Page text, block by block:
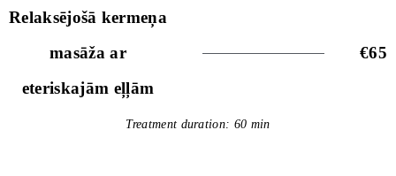
Relaksējošā kermeņa
masāža ar
eteriskajām eļļām
€65
Treatment duration: 60 min